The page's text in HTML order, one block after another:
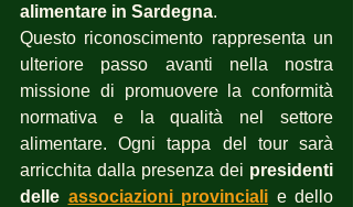
alimentare in Sardegna.
Questo riconoscimento rappresenta un
ulteriore passo avanti nella nostra
missione di promuovere la conformità
normativa e la qualità nel settore
alimentare. Ogni tappa del tour sarà
arricchita dalla presenza dei presidenti
delle associazioni provinciali e dello